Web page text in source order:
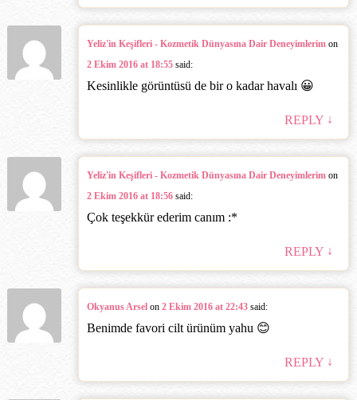
Yeliz'in Keşifleri - Kozmetik Dünyasına Dair Deneyimlerim on
2 Ekim 2016 at 18:55 said:
Kesinlikle görüntüsü de bir o kadar havalı 😀
REPLY ↓
Yeliz'in Keşifleri - Kozmetik Dünyasına Dair Deneyimlerim on
2 Ekim 2016 at 18:56 said:
Çok teşekkür ederim canım :*
REPLY ↓
Okyanus Arsel on 2 Ekim 2016 at 22:43 said:
Benimde favori cilt ürünüm yahu 😊
REPLY ↓